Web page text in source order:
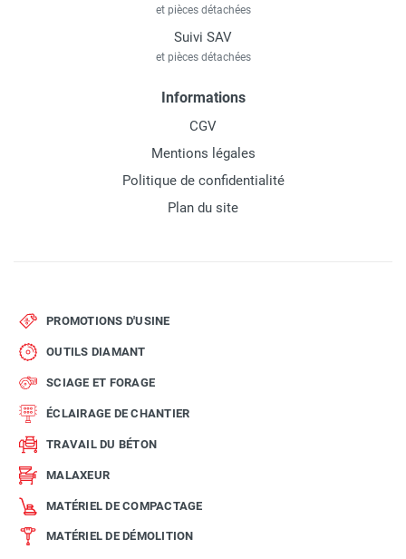
et pièces détachées
Suivi SAV
et pièces détachées
Informations
CGV
Mentions légales
Politique de confidentialité
Plan du site
PROMOTIONS D'USINE
OUTILS DIAMANT
SCIAGE ET FORAGE
ÉCLAIRAGE DE CHANTIER
TRAVAIL DU BÉTON
MALAXEUR
MATÉRIEL DE COMPACTAGE
MATÉRIEL DE DÉMOLITION